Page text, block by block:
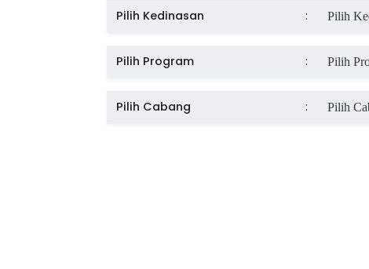
Pilih Kedinasan :
Pilih Program :
Pilih Cabang :